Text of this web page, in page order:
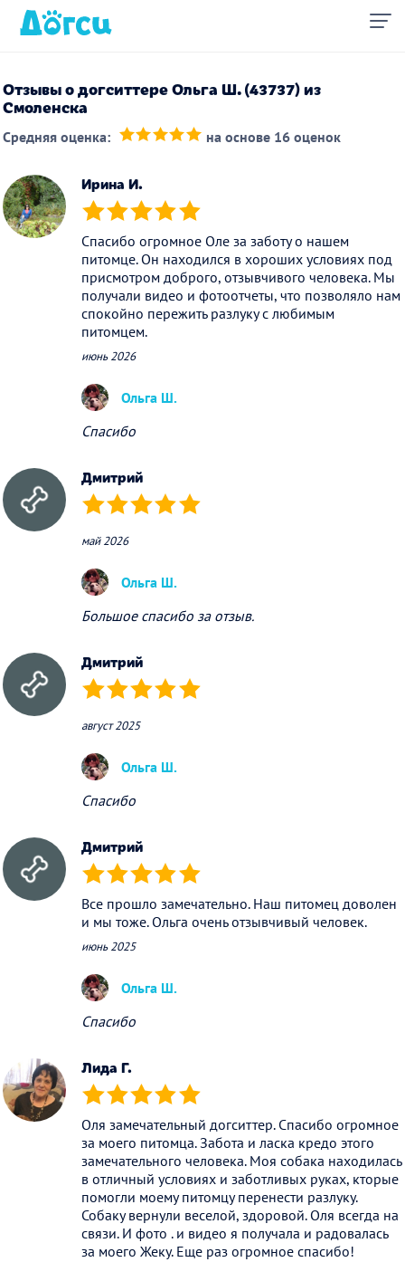
Отзывы о догситтере Ольга Ш. (43737) из
Смоленска
Средняя оценка: на основе 16 оценок
Ирина И.
(*) (*) (*) (*) (*)
Спасибо огромное Оле за заботу о нашем
питомце. Он находился в хороших условиях под
присмотром доброго, отзывчивого человека. Мы
получали видео и фотоотчеты, что позволяло нам
спокойно пережить разлуку с любимым
питомцем.
июнь 2026
Ольга Ш.
Спасибо
Дмитрий
(*) (*) (*) (*) (*)
май 2026
Ольга Ш.
Большое спасибо за отзыв.
Дмитрий
(*) (*) (*) (*) (*)
август 2025
Ольга Ш.
Спасибо
Дмитрий
(*) (*) (*) (*) (*)
Все прошло замечательно. Наш питомец доволен
и мы тоже. Ольга очень отзывчивый человек.
июнь 2025
Ольга Ш.
Спасибо
Лида Г.
(*) (*) (*) (*) (*)
Оля замечательный догситтер. Спасибо огромное
за моего питомца. Забота и ласка кредо этого
замечательного человека. Моя собака находилась
в отличный условиях и заботливых руках, кторые
помогли моему питомцу перенести разлуку.
Собаку вернули веселой, здоровой. Оля всегда на
связи. И фото . и видео я получала и радовалась
за моего Жеку. Еще раз огромное спасибо!